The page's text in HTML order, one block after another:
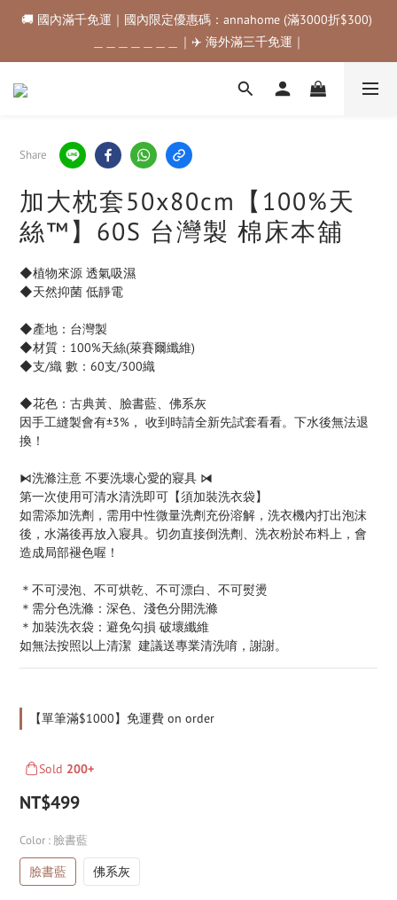
🚚 國內滿千免運｜國內限定優惠碼：annahome (滿3000折$300)
＿＿＿＿＿＿＿｜✈️ 海外滿三千免運｜
🚚 國內滿千免運｜國內限定優惠碼：annahome (滿3000折$300)
＿＿＿＿＿＿＿｜✈️ 海外滿三千免運｜
購物金折抵規範💰💰💰滿$500最高可折$50｜滿$1000最高可折
🚚 國內滿千免運｜國內限定優惠碼：annahome (滿3000折$300)
＿＿＿＿＿＿＿｜✈️ 海外滿三千免運｜
Share
加大枕套50x80cm【100%天
絲™】60S 台灣製 棉床本舖
◆植物來源 透氣吸濕
◆天然抑菌 低靜電
◆產地：台灣製
◆材質：100%天絲(萊賽爾纖維)
◆支/織 數：60支/300織
◆花色：古典黃、臉書藍、佛系灰
因手工縫製會有±3%， 收到時請全新先試套看看。下水後無法退
換！
⧑洗滌注意 不要洗壞心愛的寢具 ⧒
第一次使用可清水清洗即可【須加裝洗衣袋】
如需添加洗劑，需用中性微量洗劑充份溶解，洗衣機內打出泡沫
後，水滿後再放入寢具。切勿直接倒洗劑、洗衣粉於布料上，會
造成局部褪色喔！
＊不可浸泡、不可烘乾、不可漂白、不可熨燙
＊需分色洗滌：深色、淺色分開洗滌
＊加裝洗衣袋：避免勾損 破壞纖維
如無法按照以上清潔  建議送專業清洗唷，謝謝。
【單筆滿$1000】免運費 on order
Sold 200+
NT$499
Color : 臉書藍
臉書藍 佛系灰